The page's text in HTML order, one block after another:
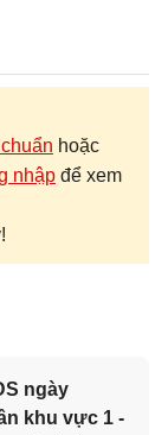
hoặc
nhập để xem
ngày
khu vực 1 -